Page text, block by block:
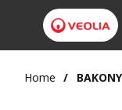
Home